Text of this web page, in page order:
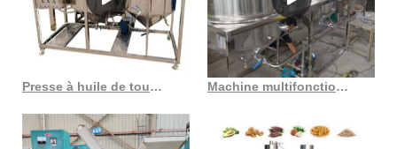
Presse à huile de tournesol 2023 Allemagne au Burundi Machine multifonctionnelle de presse à huile de ricin de sésame au Sénégal